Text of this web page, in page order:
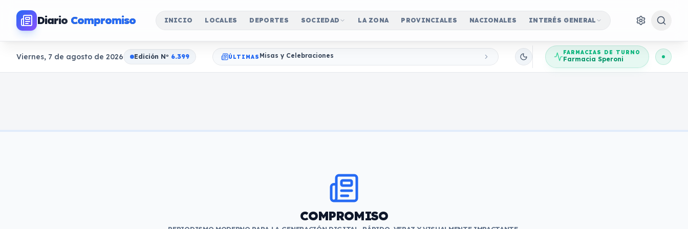
Diario Compromiso INICIO LOCALES DEPORTES SOCIEDAD LA ZONA PROVINCIALES NACIONALES INTERÉS GENERAL
Viernes, 7 de agosto de 2026 Edición No 6.399 ÚLTIMAS Misas y Celebraciones FARMACIAS DE TURNO
Farmacia Speroni
COMPROMISO